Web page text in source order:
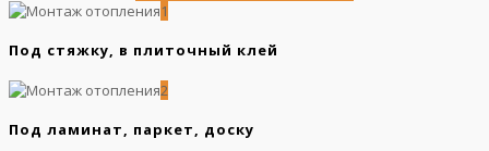
1
Под стяжку, в плиточный клей
2
Под ламинат, паркет, доску